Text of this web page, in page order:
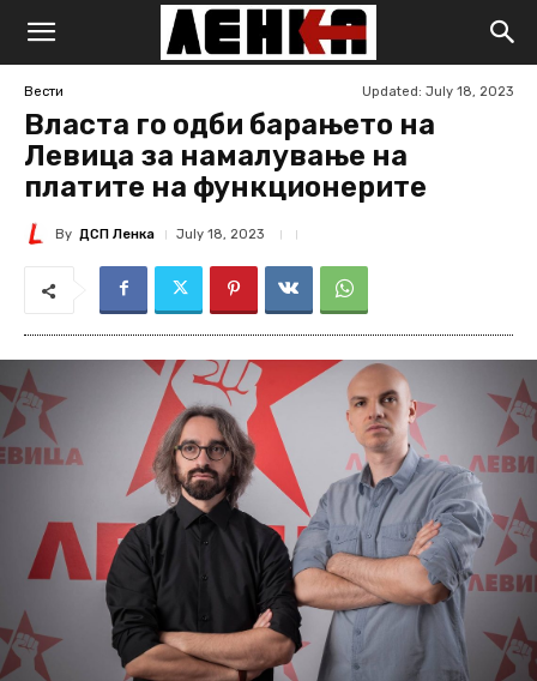
Вести Updated: July 18, 2023
Власта го одби барањето на
Левица за намалување на
платите на функционерите
By ДСП Ленка July 18, 2023